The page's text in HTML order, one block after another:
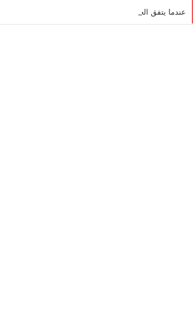
عندما يتفق الجانبان الذكوري والأنثوي داخلنا، ما الذي يحدث؟